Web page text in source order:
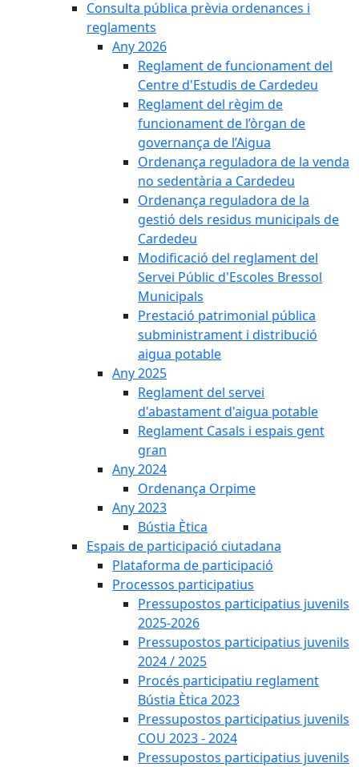
Consulta pública prèvia ordenances i
reglaments
Any 2026
Reglament de funcionament del
Centre d'Estudis de Cardedeu
Reglament del règim de
funcionament de l’òrgan de
governança de l’Aigua
Ordenança reguladora de la venda
no sedentària a Cardedeu
Ordenança reguladora de la
gestió dels residus municipals de
Cardedeu
Modificació del reglament del
Servei Públic d'Escoles Bressol
Municipals
Prestació patrimonial pública
subministrament i distribució
aigua potable
Any 2025
Reglament del servei
d'abastament d'aigua potable
Reglament Casals i espais gent
gran
Any 2024
Ordenança Orpime
Any 2023
Bústia Ètica
Espais de participació ciutadana
Plataforma de participació
Processos participatius
Pressupostos participatius juvenils
2025-2026
Pressupostos participatius juvenils
2024 / 2025
Procés participatiu reglament
Bústia Ètica 2023
Pressupostos participatius juvenils
COU 2023 - 2024
Pressupostos participatius juvenils